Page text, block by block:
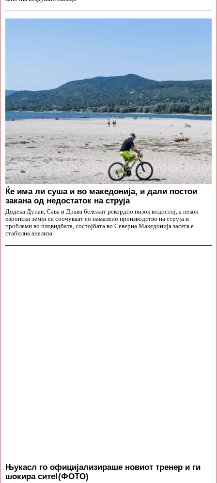
Ќе има ли суша и во македонија, и дали постои
закана од недостаток на струја
Додека Дунав, Сава и Драва бележат рекордно низок водостој, а некои
европски земји се соочуваат со намалено производство на струја и
проблеми во пловидбата, состојбата во Северна Македонија засега е
стабилна анализа
Њукасл го официјализираше новиот тренер и ги
шокира сите!(ФОТО)